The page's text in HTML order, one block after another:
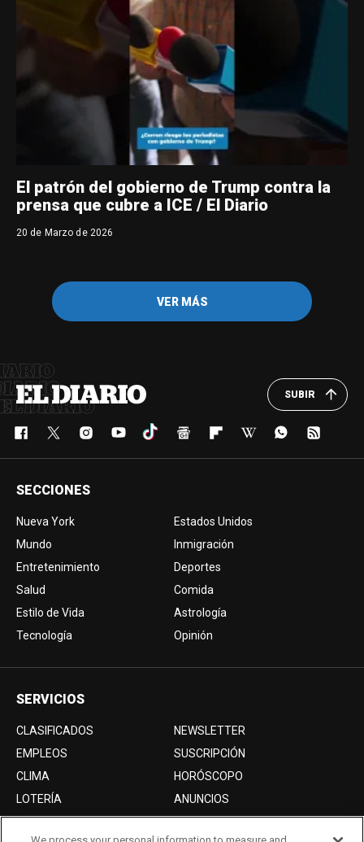
El patrón del gobierno de Trump contra la
prensa que cubre a ICE / El Diario
20 de Marzo de 2026
VER MÁS
SUBIR
SECCIONES
Nueva York
Estados Unidos
Mundo
Inmigración
Entretenimiento
Deportes
Salud
Comida
Estilo de Vida
Astrología
Tecnología
Opinión
SERVICIOS
CLASIFICADOS
NEWSLETTER
EMPLEOS
SUSCRIPCIÓN
CLIMA
HORÓSCOPO
LOTERÍA
ANUNCIOS